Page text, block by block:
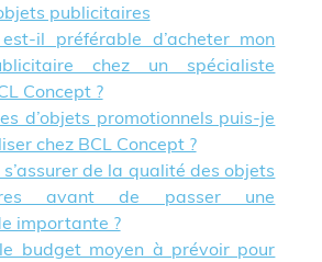
publicitaires
il préférable d’acheter mon
chez un spécialiste
Concept ?
d’objets promotionnels puis-je
chez BCL Concept ?
de la qualité des objets
avant de passer une
importante ?
budget moyen à prévoir pour